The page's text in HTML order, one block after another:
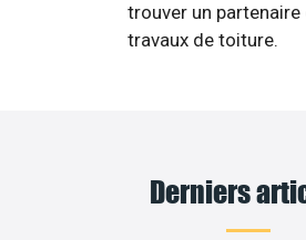
trouver un
travaux de toiture.
Derniers